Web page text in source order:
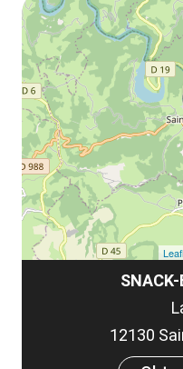
SNACK-
12130